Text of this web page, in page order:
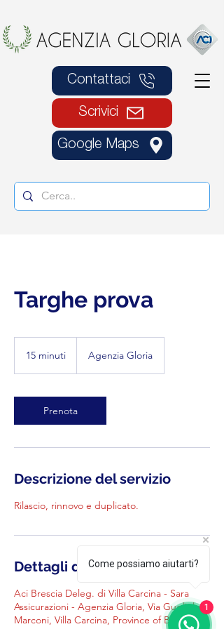
Contattaci
Scrivici
Google Maps
Targhe prova
15 minuti
i
n
u
i
Agenzia Gloria
Prenota
Descrizione del servizio
Rilascio, rinnovo e duplicato.
Dettagli di contatto
Aci Brescia Deleg. di Villa Carcina - Sara
Assicurazioni - Agenzia Gloria, Via Guglielmo
Marconi, Villa Carcina, Province of Brescia,
Come possiamo aiutarti?
1